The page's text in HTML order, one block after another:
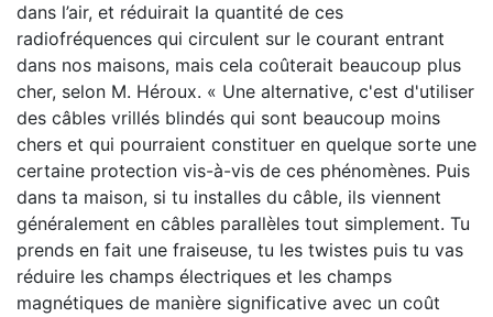
dans l’air, et réduirait la quantité de ces
radiofréquences qui circulent sur le courant entrant
dans nos maisons, mais cela coûterait beaucoup plus
cher, selon M. Héroux. « Une alternative, c'est d'utiliser
des câbles vrillés blindés qui sont beaucoup moins
chers et qui pourraient constituer en quelque sorte une
certaine protection vis-à-vis de ces phénomènes. Puis
dans ta maison, si tu installes du câble, ils viennent
généralement en câbles parallèles tout simplement. Tu
prends en fait une fraiseuse, tu les twistes puis tu vas
réduire les champs électriques et les champs
magnétiques de manière significative avec un coût